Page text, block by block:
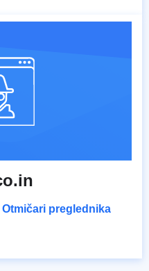
Otmičari preglednika